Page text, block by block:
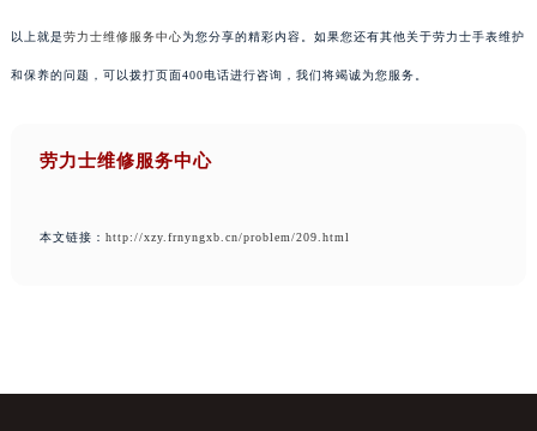
以上就是劳力士维修服务中心为您分享的精彩内容。如果您还有其他关于劳力士手表维护
和保养的问题，可以拨打页面400电话进行咨询，我们将竭诚为您服务。
劳力士维修服务中心
本文链接： http://xzy.frnyngxb.cn/problem/209.html